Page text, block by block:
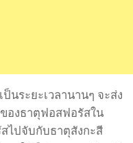
นระยะเวลานานๆ จะส่ง
องธาตุฟอสฟอรัสใน
ไปจับกับธาตุสังกะสี